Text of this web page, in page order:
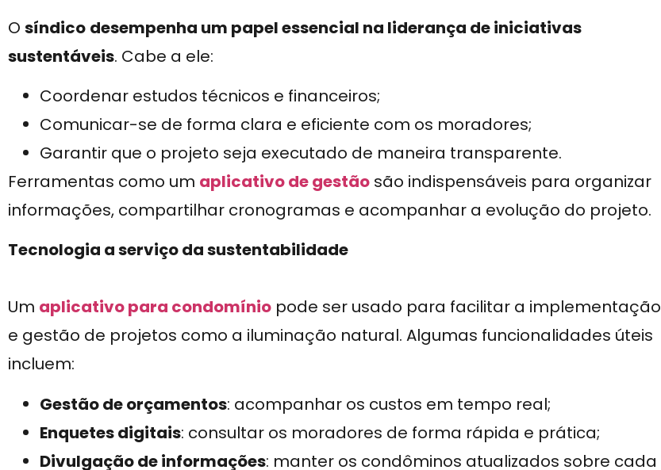
O síndico desempenha um papel essencial na liderança de iniciativas
sustentáveis. Cabe a ele:
Coordenar estudos técnicos e financeiros;
Comunicar-se de forma clara e eficiente com os moradores;
Garantir que o projeto seja executado de maneira transparente.
Ferramentas como um aplicativo de gestão são indispensáveis para organizar
informações, compartilhar cronogramas e acompanhar a evolução do projeto.
Tecnologia a serviço da sustentabilidade
Um aplicativo para condomínio pode ser usado para facilitar a implementação
e gestão de projetos como a iluminação natural. Algumas funcionalidades úteis
incluem:
Gestão de orçamentos: acompanhar os custos em tempo real;
Enquetes digitais: consultar os moradores de forma rápida e prática;
Divulgação de informações: manter os condôminos atualizados sobre cada